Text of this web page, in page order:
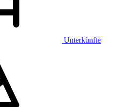
Unterkünfte